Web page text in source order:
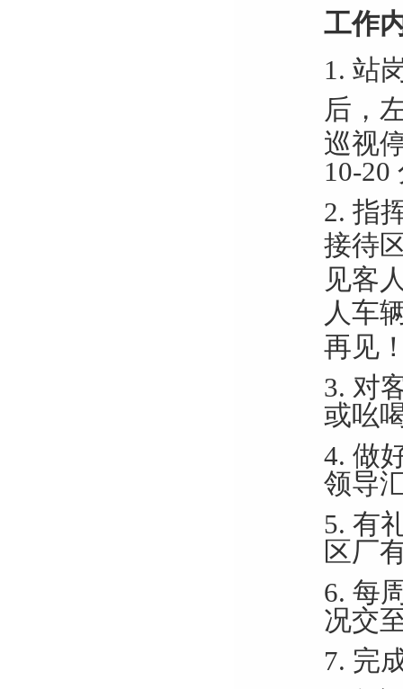
工作
1. 站
后，
巡视
10-
2. 指
接待
见客
人车
再见
3. 对
或吆
4. 做
领导
5. 有
区厂
6. 每
况交
7. 完